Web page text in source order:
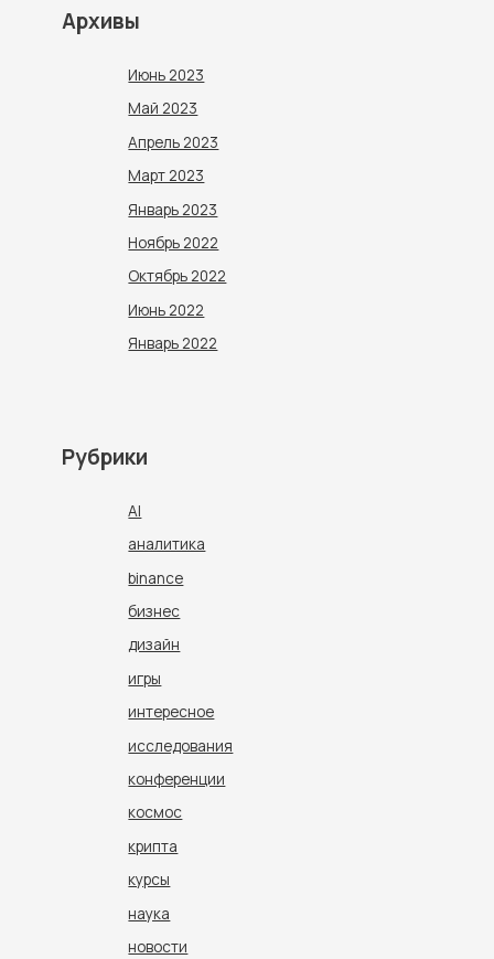
Архивы
Июнь 2023
Май 2023
Апрель 2023
Март 2023
Январь 2023
Ноябрь 2022
Октябрь 2022
Июнь 2022
Январь 2022
Рубрики
AI
aналитика
binance
бизнес
дизайн
игры
интересное
исследования
конференции
космос
крипта
курсы
наука
новости